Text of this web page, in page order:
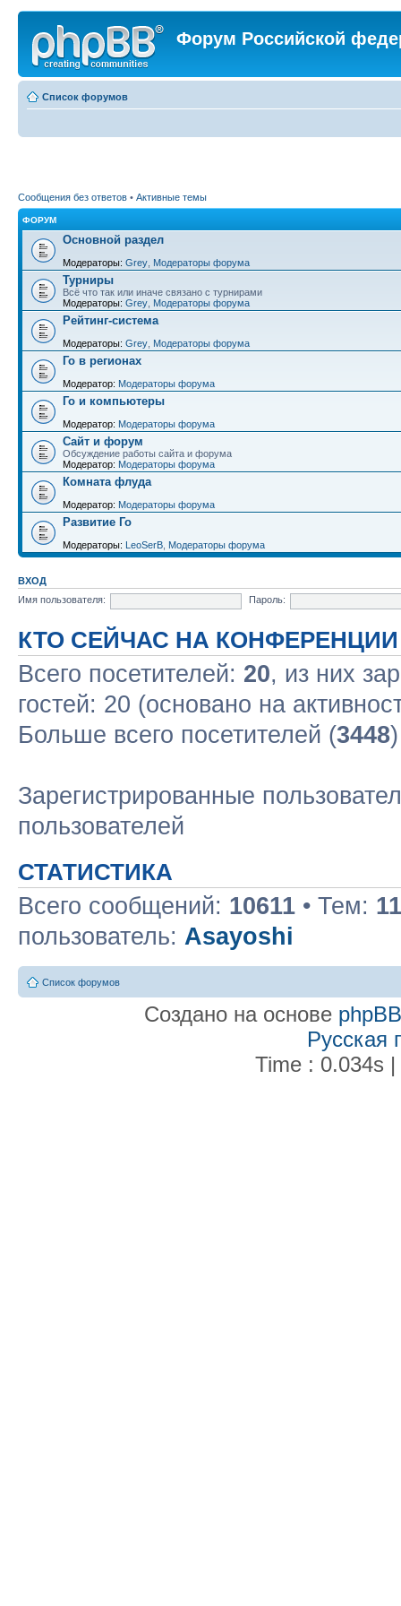
Форум Российской
Список форумов
Сообщения без ответов • Активные темы
ФОРУМ
Основной раздел
Модераторы: Grey Модераторы форума
Турниры
Всё что так или иначе связано с турнирами
Модераторы: Grey Модераторы форума
Рейтинг-система
Модераторы: Grey Модераторы форума
Го в регионах
Модератор: Модераторы форума
Го и компьютеры
Модератор: Модераторы форума
Сайт и форум
Обсуждение работы сайта и форума
Модератор: Модераторы форума
Комната флуда
Модератор: Модераторы форума
Развитие Го
Модераторы: LeoSerB Модераторы форума
ВХОД
Имя пользователя:
Пароль:
КТО СЕЙЧАС НА КОНФЕРЕНЦИИ
Всего посетителей: 20, из них
гостей: 20 (основано на
Больше всего посетителей (3448
Зарегистрированные
пользователей
СТАТИСТИКА
Всего сообщений: 10611 • Тем:
пользователь: Asayoshi
Список форумов
Создано на основе phpBB
Русская
Time : 0.034s